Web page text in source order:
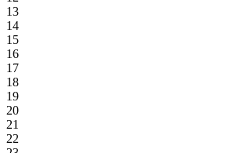
13
14
15
16
17
18
19
20
21
22